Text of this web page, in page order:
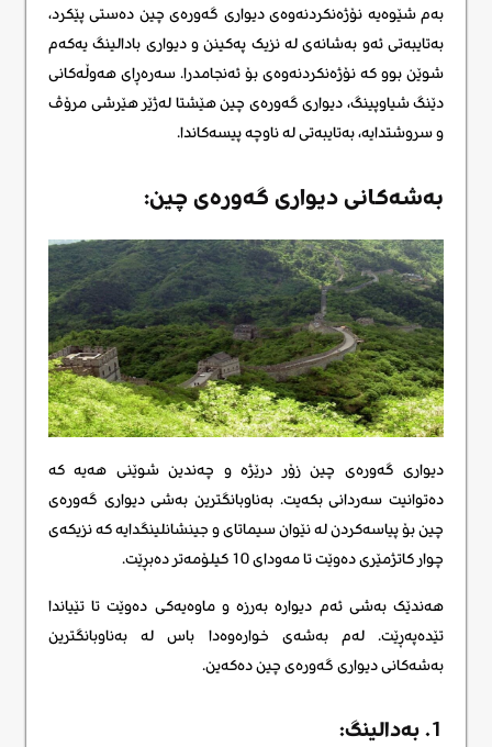
بەم شێوەیە نۆژەنکردنەوەی دیواری گەورەی چین دەستی پێکرد،
بەتایبەتی ئەو بەشانەی لە نزیک پەکینن و دیواری بادالینگ یەکەم
شوێن بوو کە نۆژەنکردنەوەی بۆ ئەنجامدرا. سەرەڕای هەوڵەکانی
دێنگ شیاوپینگ، دیواری گەورەی چین هێشتا لەژێر هێرشی مرۆڤ
و سروشتدایە، بەتایبەتی لە ناوچە پیسەکاندا.
بەشەکانی دیواری گەورەی چین:
دیواری گەورەی چین زۆر درێژە و چەندین شوێنی هەیە کە
دەتوانیت سەردانی بکەیت. بەناوبانگترین بەشی دیواری گەورەی
چین بۆ پیاسەکردن لە نێوان سیماتای ​​و جینشانلینگدایە کە نزیکەی
چوار کاتژمێری دەوێت تا مەودای 10 کیلۆمەتر دەبڕێت.
هەندێک بەشی ئەم دیوارە بەرزە و ماوەیەکی دەوێت تا تێیاندا
تێدەپەڕێت. لەم بەشەی خوارەوەدا باس لە بەناوبانگترین
بەشەکانی دیواری گەورەی چین دەکەین.
1. بەدالینگ: